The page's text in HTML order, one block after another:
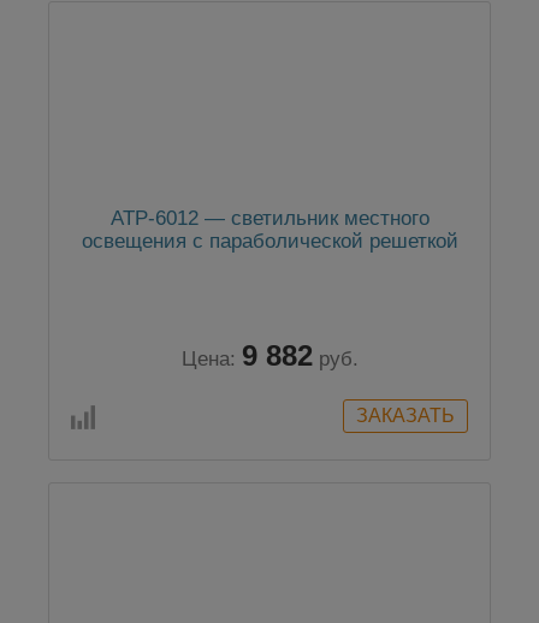
АТР-6012 — светильник местного
освещения с параболической решеткой
Цена: 9 882 руб.